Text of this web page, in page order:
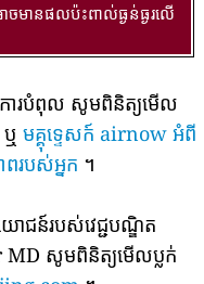
ចមានផលប៉ះពាល់ធ្ងន់ធ្ងរលើ
ារបំពុល សូមពិនិត្យមើល
ឬ មគ្គុទ្ទេសក៍ airnow អំពី
របស់អ្នក ។
ោជន៍របស់វេជ្ជបណ្ឌិត
MD សូមពិនិត្យមើលប្លក់